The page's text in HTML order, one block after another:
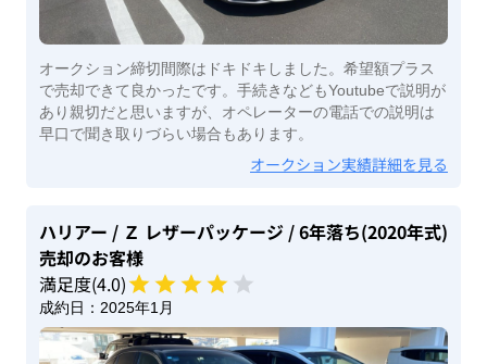
オークション締切間際はドキドキしました。希望額プラス
で売却できて良かったです。手続きなどもYoutubeで説明が
あり親切だと思いますが、オペレーターの電話での説明は
早口で聞き取りづらい場合もあります。
オークション実績詳細を見る
ハリアー / Ｚ レザーパッケージ / 6年落ち(2020年式)
売却のお客様
満足度(4.0)
成約日： 2025年1月